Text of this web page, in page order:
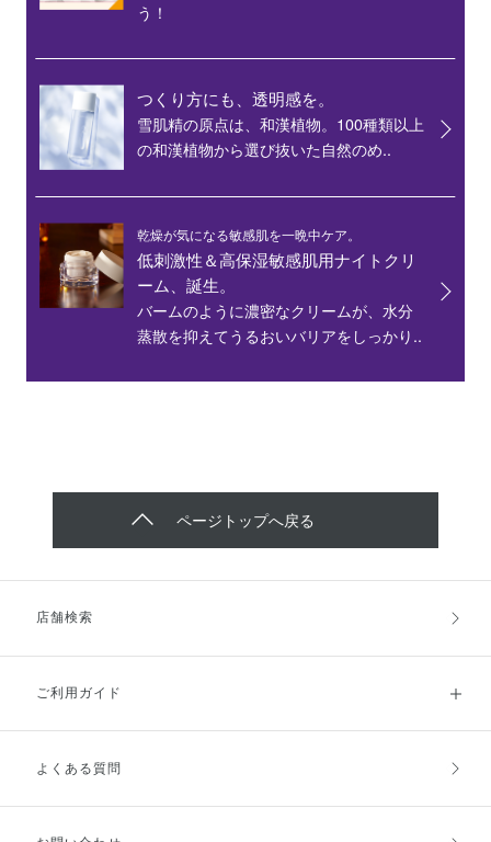
う！
つくり方にも、透明感を。
雪肌精の原点は、和漢植物。100種類以上
の和漢植物から選び抜いた自然のめ..
乾燥が気になる敏感肌を一晩中ケア。
低刺激性＆高保湿敏感肌用ナイトクリ
ーム、誕生。
バームのように濃密なクリームが、水分
蒸散を抑えてうるおいバリアをしっかり..
ページトップへ戻る
店舗検索
ご利用ガイド
ご利用ガイドトップ
よくある質問